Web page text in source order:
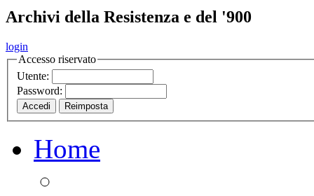
Archivi della Resistenza e del '900
login
Accesso riservato
Utente:
Password:
Home